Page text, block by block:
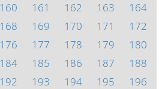
160 161 162 163
164
168 169 170 171
172
176 177 178 179
180
184 185 186 187
188
192 193 194 195
196